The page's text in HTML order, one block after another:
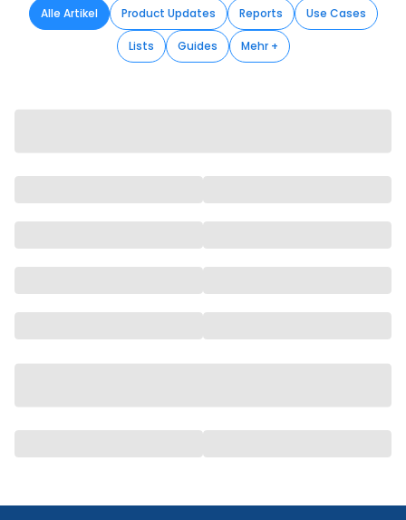
Alle Artikel Product Updates Reports Use Cases
Lists Guides Mehr +